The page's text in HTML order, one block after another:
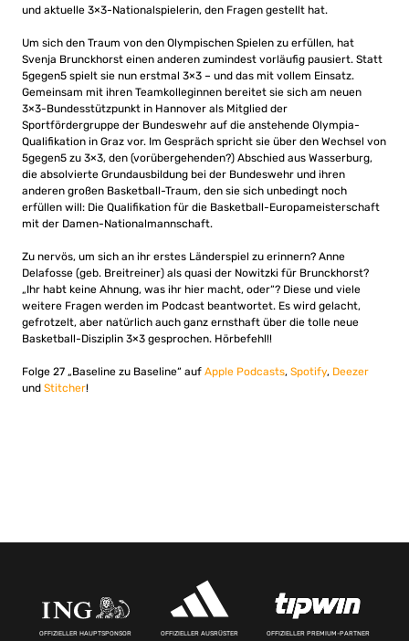
und aktuelle 3×3-Nationalspielerin, den Fragen gestellt hat.
Um sich den Traum von den Olympischen Spielen zu erfüllen, hat
Svenja Brunckhorst einen anderen zumindest vorläufig pausiert. Statt
5gegen5 spielt sie nun erstmal 3×3 – und das mit vollem Einsatz.
Gemeinsam mit ihren Teamkolleginnen bereitet sie sich am neuen
3×3-Bundesstützpunkt in Hannover als Mitglied der
Sportfördergruppe der Bundeswehr auf die anstehende Olympia-
Qualifikation in Graz vor. Im Gespräch spricht sie über den Wechsel von
5gegen5 zu 3×3, den (vorübergehenden?) Abschied aus Wasserburg,
die absolvierte Grundausbildung bei der Bundeswehr und ihren
anderen großen Basketball-Traum, den sie sich unbedingt noch
erfüllen will: Die Qualifikation für die Basketball-Europameisterschaft
mit der Damen-Nationalmannschaft.
Zu nervös, um sich an ihr erstes Länderspiel zu erinnern? Anne
Delafosse (geb. Breitreiner) als quasi der Nowitzki für Brunckhorst?
„Ihr habt keine Ahnung, was ihr hier macht, oder“? Diese und viele
weitere Fragen werden im Podcast beantwortet. Es wird gelacht,
gefrotzelt, aber natürlich auch ganz ernsthaft über die tolle neue
Basketball-Disziplin 3×3 gesprochen. Hörbefehl!!
Folge 27 „Baseline zu Baseline“ auf Apple Podcasts, Spotify, Deezer
und Stitcher!
OFFIZIELLER HAUPTSPONSOR OFFIZIELLER AUSRÜSTER OFFIZIELLER PREMIUM-PARTNER